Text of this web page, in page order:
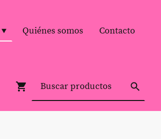
Quiénes somos Contacto